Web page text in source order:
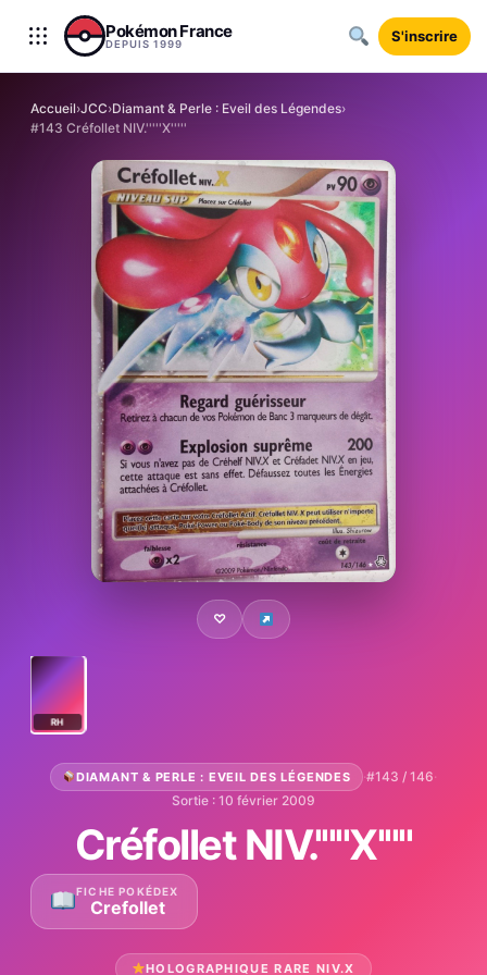
Aller au contenu
Pokémon France
DEPUIS 1999 S'inscrire
Accueil›JCC›Diamant & Perle : Eveil des Légendes›
#143 Créfollet NIV.'''''X'''''
♡
RH
DIAMANT & PERLE : EVEIL DES LÉGENDES ·#143 / 146·
Sortie : 10 février 2009
Créfollet NIV.'''''X'''''
FICHE POKÉDEX
Crefollet
HOLOGRAPHIQUE RARE NIV.X